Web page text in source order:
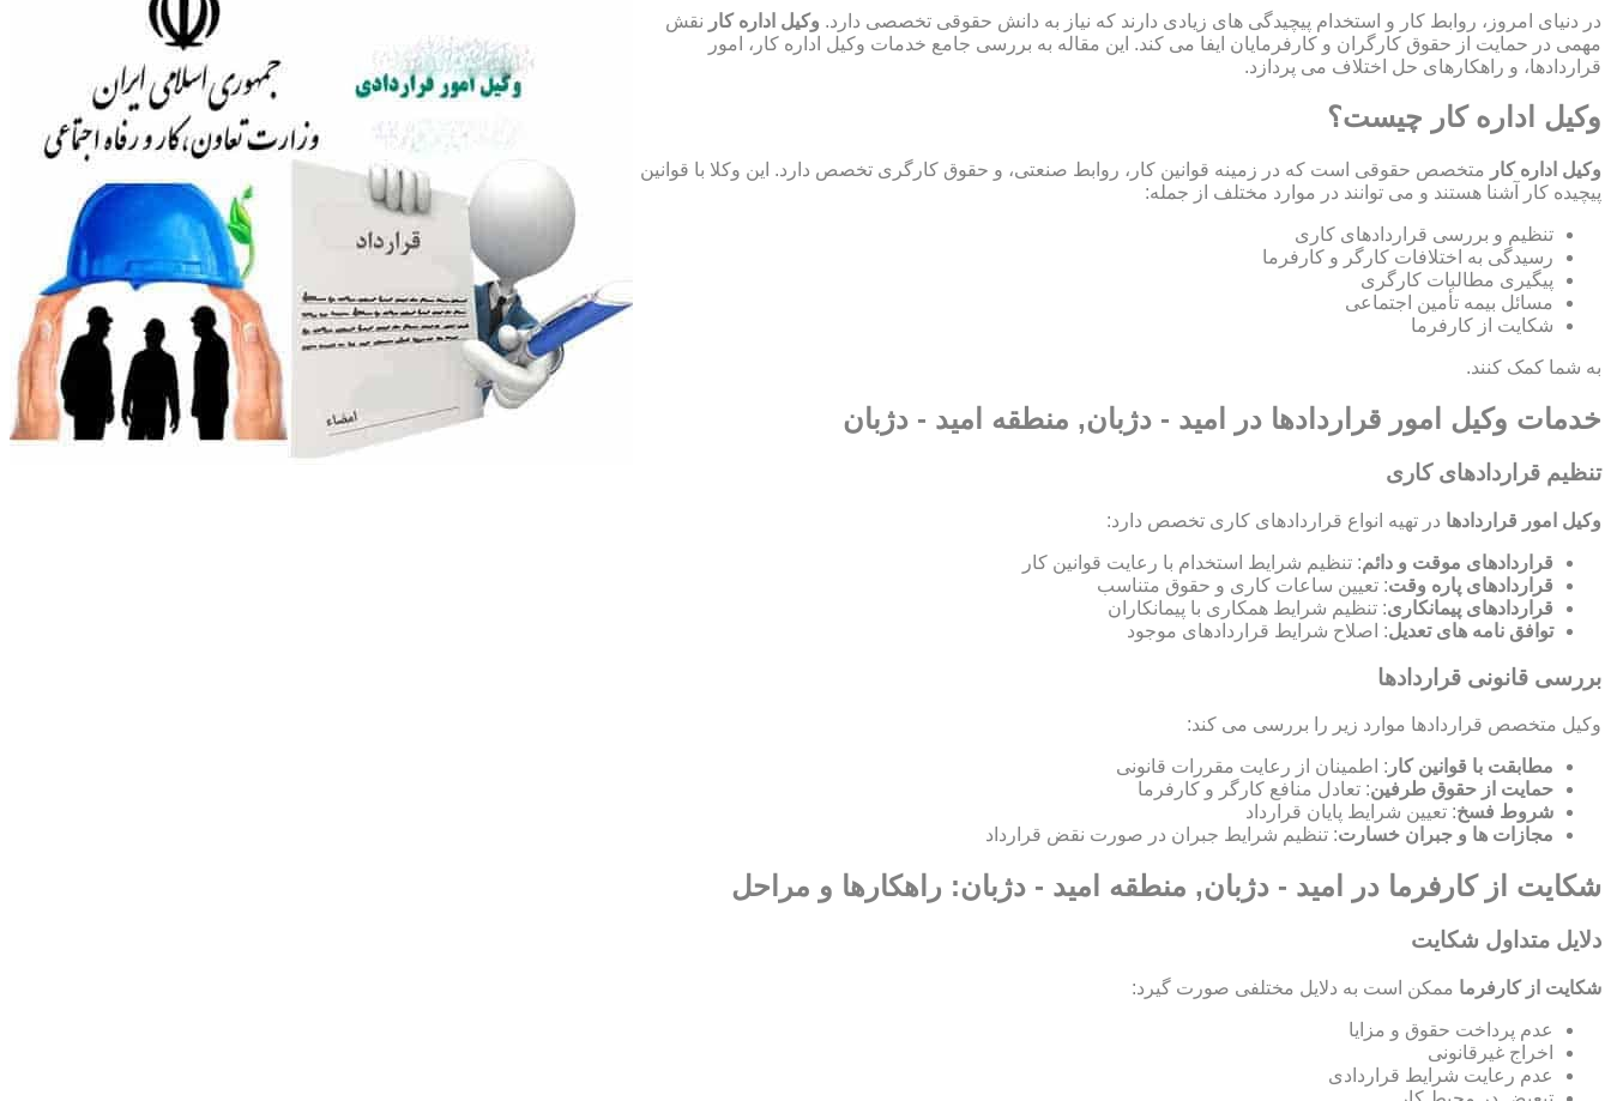
در دنیای امروز، روابط کار و استخدام پیچیدگی های زیادی دارند که نیاز به دانش حقوقی تخصصی دارد. وکیل اداره کار نقش
مهمی در حمایت از حقوق کارگران و کارفرمایان ایفا می کند. این مقاله به بررسی جامع خدمات وکیل اداره کار، امور
قراردادها، و راهکارهای حل اختلاف می پردازد.
وکیل اداره کار چیست؟
وکیل اداره کار متخصص حقوقی است که در زمینه قوانین کار، روابط صنعتی، و حقوق کارگری تخصص دارد. این وکلا با قوانین
پیچیده کار آشنا هستند و می توانند در موارد مختلف از جمله:
تنظیم و بررسی قراردادهای کاری
رسیدگی به اختلافات کارگر و کارفرما
پیگیری مطالبات کارگری
مسائل بیمه تأمین اجتماعی
شکایت از کارفرما
به شما کمک کنند.
خدمات وکیل امور قراردادها در امید - دژبان, منطقه امید - دژبان
تنظیم قراردادهای کاری
وکیل امور قراردادها در تهیه انواع قراردادهای کاری تخصص دارد:
قراردادهای موقت و دائم: تنظیم شرایط استخدام با رعایت قوانین کار
قراردادهای پاره وقت: تعیین ساعات کاری و حقوق متناسب
قراردادهای پیمانکاری: تنظیم شرایط همکاری با پیمانکاران
توافق نامه های تعدیل: اصلاح شرایط قراردادهای موجود
بررسی قانونی قراردادها
وکیل متخصص قراردادها موارد زیر را بررسی می کند:
مطابقت با قوانین کار : اطمینان از رعایت مقررات قانونی
حمایت از حقوق طرفین: تعادل منافع کارگر و کارفرما
شروط فسخ: تعیین شرایط پایان قرارداد
مجازات ها و جبران خسارت: تنظیم شرایط جبران در صورت نقض قرارداد
شکایت از کارفرما در امید - دژبان, منطقه امید - دژبان: راهکارها و مراحل
دلایل متداول شکایت
شکایت از کارفرما ممکن است به دلایل مختلفی صورت گیرد:
عدم پرداخت حقوق و مزایا
اخراج غیرقانونی
عدم رعایت شرایط قراردادی